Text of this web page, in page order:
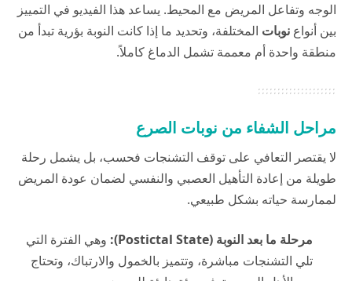
الوجه وتفاعل المريض مع المحيط. يساعد هذا الفيديو في التمييز
بين أنواع نوبات المختلفة، وتحديد ما إذا كانت النوبة بؤرية تبدأ من
منطقة واحدة أم معممة تشمل الدماغ كاملاً.
مراحل الشفاء من نوبات الصرع
لا يقتصر التعافي على توقف التشنجات فحسب، بل يشمل رحلة
طويلة من إعادة التأهيل العصبي والنفسي لضمان عودة المريض
لممارسة حياته بشكل طبيعي.
مرحلة ما بعد النوبة (Postictal State):
وهي الفترة التي
تلي التشنجات مباشرة، وتتميز بالخمول والارتباك، وتحتاج